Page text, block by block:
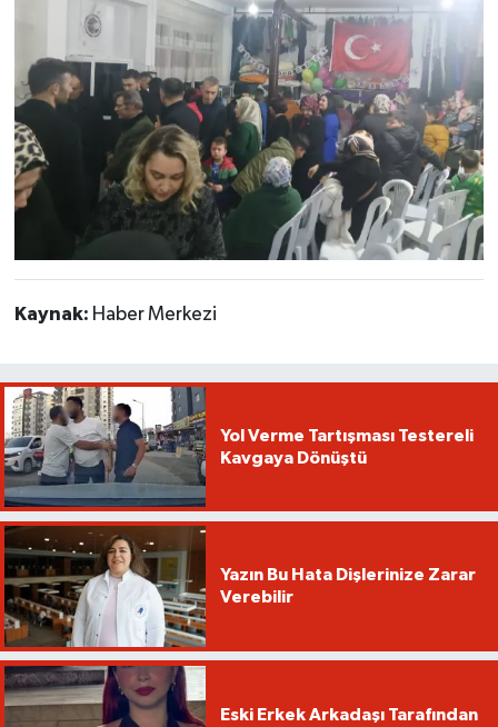
Kaynak: Haber Merkezi
Yol Verme Tartışması Testereli
Kavgaya Dönüştü
Yazın Bu Hata Dişlerinize Zarar
Verebilir
Eski Erkek Arkadaşı Tarafından